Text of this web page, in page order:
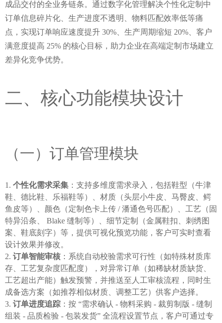
成品交付的全业务链条。通过数字化管理解决个性化定制中
订单信息碎片化、生产进度不透明、物料匹配效率低等痛
点，实现订单响应速度提升 30%、生产周期缩短 20%、客户
满意度提高 25% 的核心目标，助力企业在高端定制市场建立
差异化竞争优势。
二、核心功能模块设计
（一）订单管理模块
个性化需求采集 ：支持多维度需求录入，包括鞋型（牛津
鞋、德比鞋、乐福鞋等）、材质（头层小牛皮、马臀皮、鳄
鱼皮等）、颜色（定制色卡上传 / 潘通色号匹配）、工艺（固
特异沿条、 Blake 缝制等）、细节定制（金属鞋扣、刺绣图
案、鞋底刻字）等，提供可视化预览功能，客户可实时查看
设计效果并修改。
订单智能审核 ：系统自动校验需求可行性（如特殊材质库
存、工艺复杂度匹配度），对异常订单（如稀缺材质缺货、
工艺超出产能）触发预警，并推送至人工审核流程，同时生
成备选方案（如推荐相似材质、调整工艺）供客户选择。
订单进度追踪 ：按 “需求确认 - 物料采购 - 裁剪制版 - 缝制
组装 - 品质检验 - 包装发货” 全流程设置节点，客户可通过专